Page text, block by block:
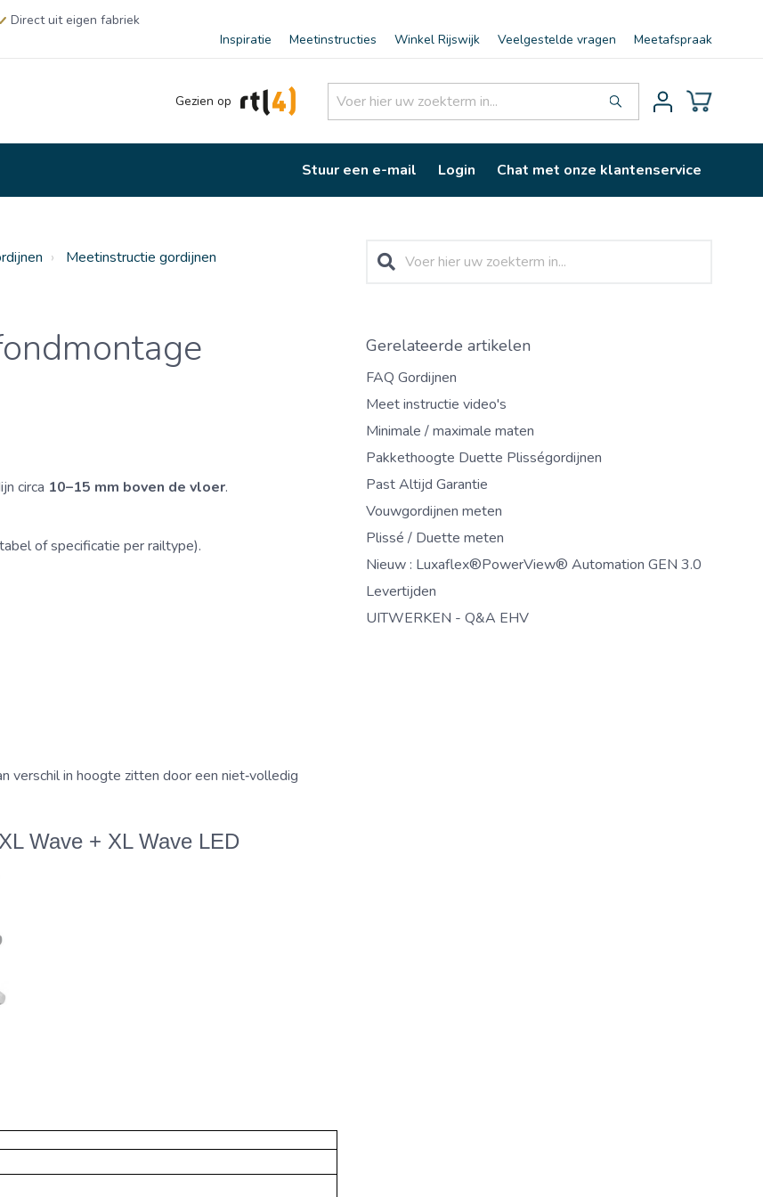
Direct uit eigen fabriek
Inspiratie
Meetinstructies Winkel Rijswijk Veelgestelde vragen Meetafspraak
Gezien op
Stuur een e-mail Login Chat met onze klantenservice
Meetinstructie gordijnen
circa 10–15 mm boven de vloer.
of specificatie per railtype).
verschil in hoogte zitten door een niet‑volledig
Wave + XL Wave LED
Gerelateerde artikelen
FAQ Gordijnen
Meet instructie video's
Minimale / maximale maten
Pakkethoogte Duette Plisségordijnen
Past Altijd Garantie
Vouwgordijnen meten
Plissé / Duette meten
Nieuw : Luxaflex®PowerView® Automation GEN 3.0
Levertijden
UITWERKEN - Q&A EHV